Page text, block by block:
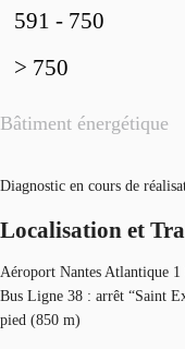
Bâtiment énergétique
591 - 750
> 750
Diagnostic en cours de
Localisation et
Aéroport Nantes Atlantique
Bus Ligne 38 : arrêt “Saint
pied (850 m)